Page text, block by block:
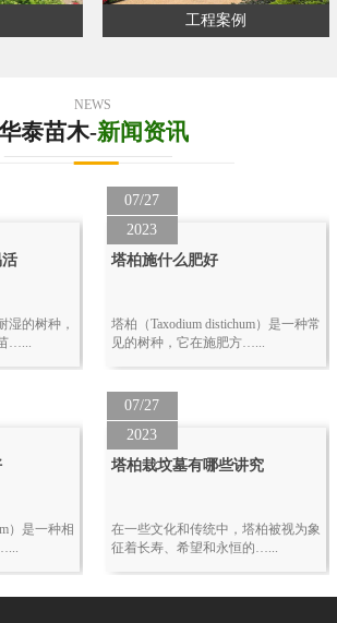
工程案例
NEWS
泰苗木-新闻资讯
湿的树种，
…...
07/27
2023
塔柏施什么肥好
塔柏（Taxodium distichum）是一种常
见的树种，它在施肥方…...
）是一种相
07/27
2023
塔柏栽坟墓有哪些讲究
在一些文化和传统中，塔柏被视为象
征着长寿、希望和永恒的…...